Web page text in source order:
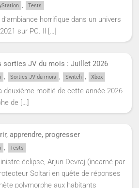
, Tests
horrifique dans un univers
sur PC. Il […]
sorties JV du mois : Juillet 2026
, Sorties JV du mois , Switch , Xbox
deuxième moitié de cette année 2026
de […]
apprendre, progresser
, Tests
éclipse, Arjun Devraj (incarné par
Soltari en quête de réponses
polymorphe aux habitants